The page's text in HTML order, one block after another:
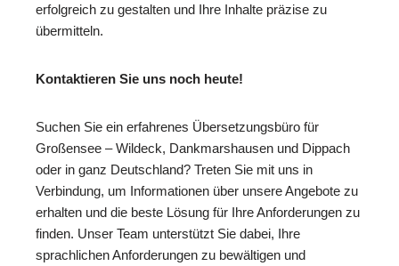
erfolgreich zu gestalten und Ihre Inhalte präzise zu
übermitteln.
Kontaktieren Sie uns noch heute!
Suchen Sie ein erfahrenes Übersetzungsbüro für
Großensee – Wildeck, Dankmarshausen und Dippach
oder in ganz Deutschland? Treten Sie mit uns in
Verbindung, um Informationen über unsere Angebote zu
erhalten und die beste Lösung für Ihre Anforderungen zu
finden. Unser Team unterstützt Sie dabei, Ihre
sprachlichen Anforderungen zu bewältigen und